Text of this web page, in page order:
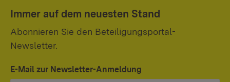
Immer auf dem neuesten Stand
Abonnieren Sie den Beteiligungsportal-
Newsletter.
E-Mail zur Newsletter-Anmeldung